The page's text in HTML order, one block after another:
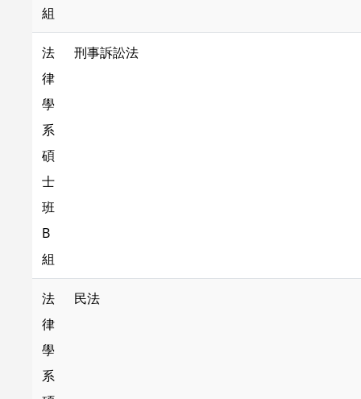
組
法
律
學
系
碩
士
班
B
組
刑事訴訟法
法
律
學
系
民法